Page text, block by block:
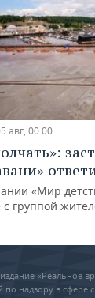
авг, 00:00
«Мир
группой
«Реальное
по надзору в сфере